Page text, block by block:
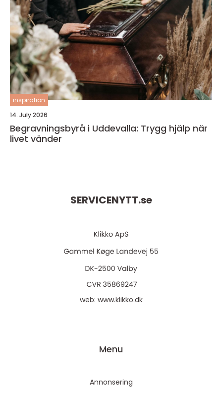
inspiration
14. July 2026
Begravningsbyrå i Uddevalla: Trygg hjälp när
livet vänder
SERVICENYTT.se
web: www.klikko.dk
Menu
Annonsering